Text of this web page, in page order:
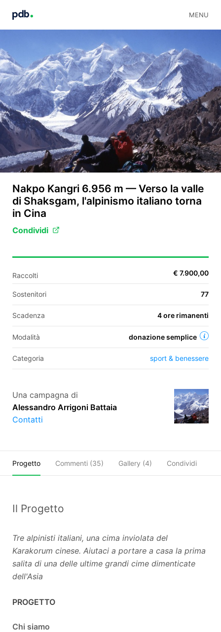
MENU
EN
FR
Nakpo Kangri 6.956 m — Verso la valle
di Shaksgam, l'alpinismo italiano torna
in Cina
Condividi
Raccolti € 7.900,00
Sostenitori 77
Scadenza 4 ore rimanenti
Modalità donazione semplice
Categoria sport & benessere
Una campagna di
Alessandro Arrigoni Battaia
Contatti
Progetto Commenti (35) Gallery (4) Condividi
Il Progetto
Tre alpinisti italiani, una cima inviolata del
Karakorum cinese. Aiutaci a portare a casa la prima
salita di una delle ultime grandi cime dimenticate
dell'Asia
PROGETTO
Chi siamo